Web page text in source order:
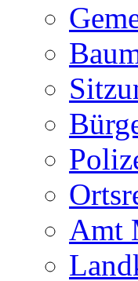
Amt